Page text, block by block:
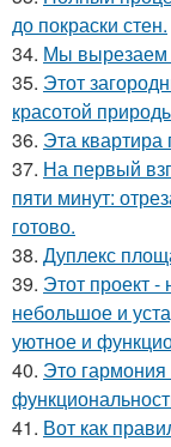
до покраски стен.
34. Мы вырезаем
35. Этот
красотой
36. Эта
37. На первый
пяти минут:
готово.
38. Дуплекс
39. Этот проект
небольшое и
уютное и
40. Это
41. Вот как